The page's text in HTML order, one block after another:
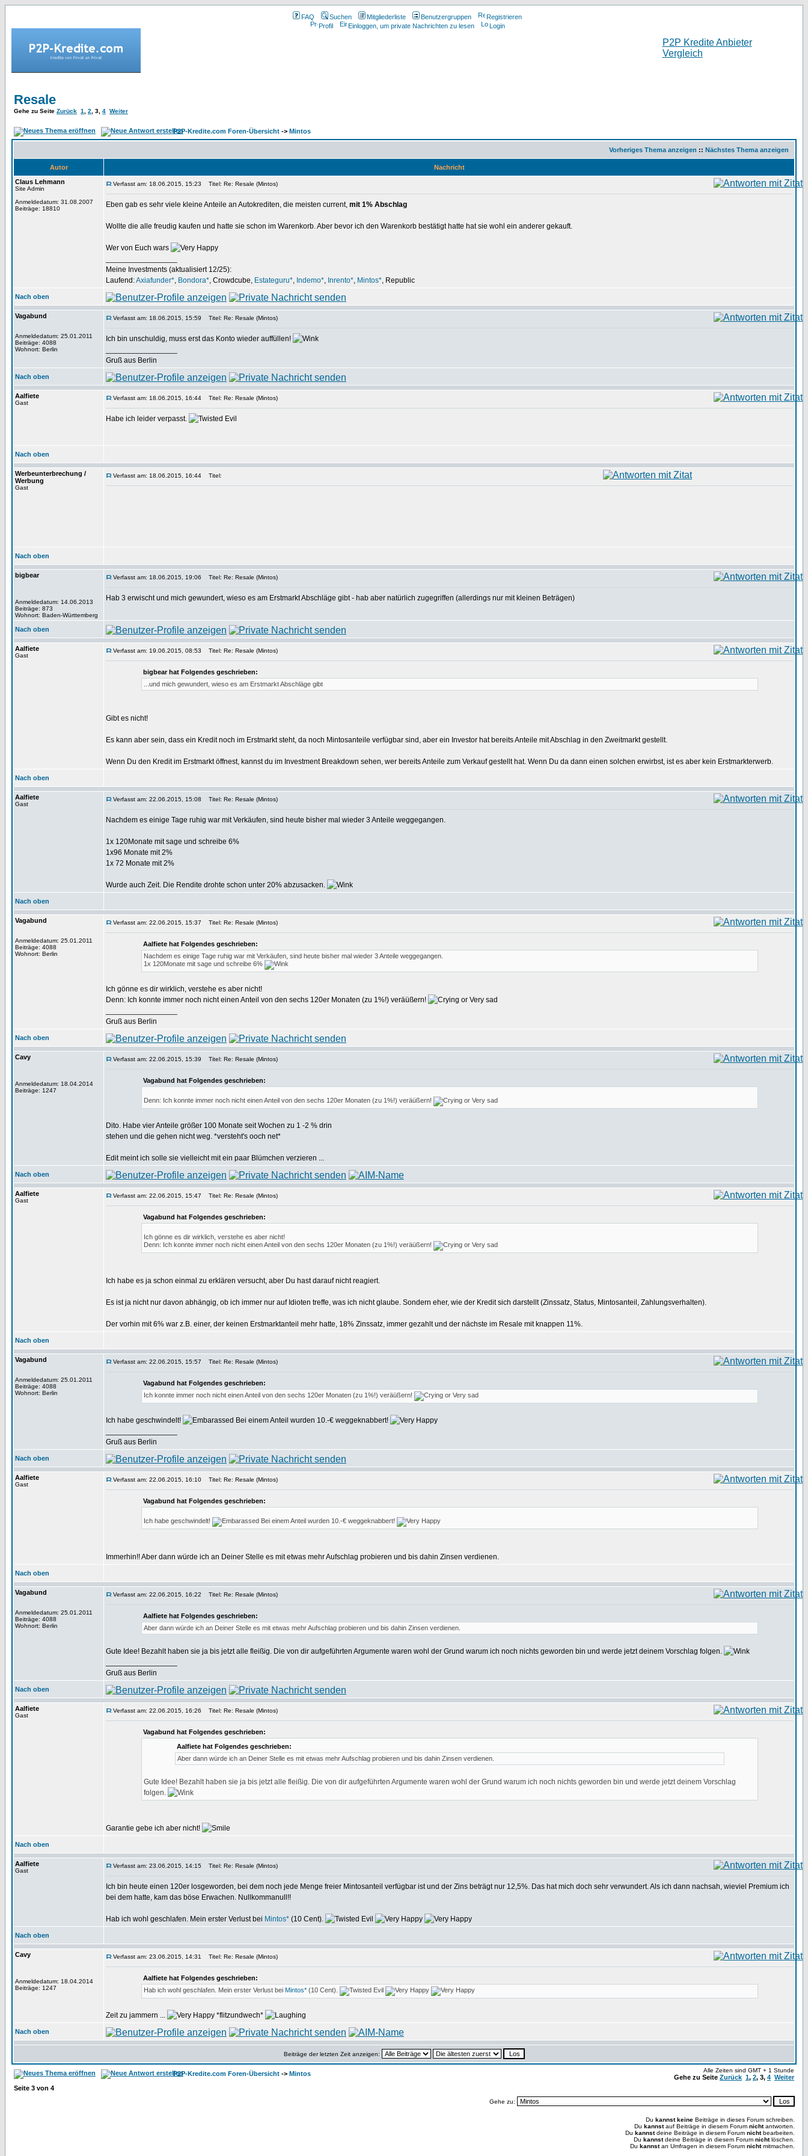
FAQ Suchen Mitgliederliste Benutzergruppen
Registrieren
Profil
Einloggen, um private Nachrichten zu lesen Login
P2P Kredite Anbieter
Vergleich
Resale
Gehe zu Seite Zurück 1 2 3 4 Weiter
P2P-Kredite.com Foren-Übersicht -> Mintos
Vorheriges Thema anzeigen :: Nächstes Thema anzeigen
Autor
Nachricht
Claus Lehmann
Site Admin
Anmeldedatum: 31.08.2007
Beiträge: 18810
Verfasst am: 18.06.2015, 15:23 Titel: Re: Resale (Mintos)
Eben gab es sehr viele kleine Anteile an Autokrediten, die meisten current, mit 1% Abschlag
Wollte die alle freudig kaufen und hatte sie schon im Warenkorb. Aber bevor ich den Warenkorb bestätigt hatte hat sie wohl ein anderer gekauft.
Wer von Euch wars
Meine Investments (aktualisiert 12/25):
Laufend:Axiafunder*, Bondora*, Crowdcube, Estateguru*, Indemo*, Inrento*, Mintos*, Republic
Nach oben
Vagabund
Anmeldedatum: 25.01.2011
Beiträge: 4088
Wohnort: Berlin
Verfasst am: 18.06.2015, 15:59 Titel: Re: Resale (Mintos)
Ich bin unschuldig, muss erst das Konto wieder auffüllen!
Gruß aus Berlin
Nach oben
Aalfiete
Gast
Verfasst am: 18.06.2015, 16:44 Titel: Re: Resale (Mintos)
Habe ich leider verpasst.
Nach oben
Werbeunterbrechung /
Werbung
Gast
Verfasst am: 18.06.2015, 16:44 Titel:
Nach oben
bigbear
Anmeldedatum: 14.06.2013
Beiträge: 873
Wohnort: Baden-Württemberg
Verfasst am: 18.06.2015, 19:06 Titel: Re: Resale (Mintos)
Hab 3 erwischt und mich gewundert, wieso es am Erstmarkt Abschläge gibt - hab aber natürlich zugegriffen (allerdings nur mit kleinen Beträgen)
Nach oben
Aalfiete
Gast
Verfasst am: 19.06.2015, 08:53 Titel: Re: Resale (Mintos)
bigbear hat Folgendes geschrieben:
...und mich gewundert, wieso es am Erstmarkt Abschläge gibt
Gibt es nicht!
Es kann aber sein, dass ein Kredit noch im Erstmarkt steht, da noch Mintosanteile verfügbar sind, aber ein Investor hat bereits Anteile mit Abschlag in den Zweitmarkt gestellt.
Wenn Du den Kredit im Erstmarkt öffnest, kannst du im Investment Breakdown sehen, wer bereits Anteile zum Verkauf gestellt hat. Wenn Du da dann einen solchen erwirbst, ist es aber kein Erstmarkterwerb.
Nach oben
Aalfiete
Gast
Verfasst am: 22.06.2015, 15:08 Titel: Re: Resale (Mintos)
Nachdem es einige Tage ruhig war mit Verkäufen, sind heute bisher mal wieder 3 Anteile weggegangen.
1x 120Monate mit sage und schreibe 6%
1x96 Monate mit 2%
1x 72 Monate mit 2%
Wurde auch Zeit. Die Rendite drohte schon unter 20% abzusacken.
Nach oben
Vagabund
Anmeldedatum: 25.01.2011
Beiträge: 4088
Wohnort: Berlin
Verfasst am: 22.06.2015, 15:37 Titel: Re: Resale (Mintos)
Aalfiete hat Folgendes geschrieben:
Nachdem es einige Tage ruhig war mit Verkäufen, sind heute bisher mal wieder 3 Anteile weggegangen.
1x 120Monate mit sage und schreibe 6%
Ich gönne es dir wirklich, verstehe es aber nicht!
Denn: Ich konnte immer noch nicht einen Anteil von den sechs 120er Monaten (zu 1%!) veräüßern!
Gruß aus Berlin
Nach oben
Cavy
Anmeldedatum: 18.04.2014
Beiträge: 1247
Verfasst am: 22.06.2015, 15:39 Titel: Re: Resale (Mintos)
Vagabund hat Folgendes geschrieben:
Denn: Ich konnte immer noch nicht einen Anteil von den sechs 120er Monaten (zu 1%!) veräüßern!
Dito. Habe vier Anteile größer 100 Monate seit Wochen zu 1 -2 % drin
stehen und die gehen nicht weg. *versteht's ooch net*
Edit meint ich solle sie vielleicht mit ein paar Blümchen verzieren ...
Nach oben
Aalfiete
Gast
Verfasst am: 22.06.2015, 15:47 Titel: Re: Resale (Mintos)
Vagabund hat Folgendes geschrieben:
Ich gönne es dir wirklich, verstehe es aber nicht!
Denn: Ich konnte immer noch nicht einen Anteil von den sechs 120er Monaten (zu 1%!) veräüßern!
Ich habe es ja schon einmal zu erklären versucht, aber Du hast darauf nicht reagiert.
Es ist ja nicht nur davon abhängig, ob ich immer nur auf Idioten treffe, was ich nicht glaube. Sondern eher, wie der Kredit sich darstellt (Zinssatz, Status, Mintosanteil, Zahlungsverhalten).
Der vorhin mit 6% war z.B. einer, der keinen Erstmarktanteil mehr hatte, 18% Zinssatz, immer gezahlt und der nächste im Resale mit knappen 11%.
Nach oben
Vagabund
Anmeldedatum: 25.01.2011
Beiträge: 4088
Wohnort: Berlin
Verfasst am: 22.06.2015, 15:57 Titel: Re: Resale (Mintos)
Vagabund hat Folgendes geschrieben:
Ich konnte immer noch nicht einen Anteil von den sechs 120er Monaten (zu 1%!) veräüßern!
Ich habe geschwindelt!
Bei einem Anteil wurden 10.-€ weggeknabbert!
Gruß aus Berlin
Nach oben
Aalfiete
Gast
Verfasst am: 22.06.2015, 16:10 Titel: Re: Resale (Mintos)
Vagabund hat Folgendes geschrieben:
Ich habe geschwindelt! Bei einem Anteil wurden 10.-€ weggeknabbert!
Immerhin!! Aber dann würde ich an Deiner Stelle es mit etwas mehr Aufschlag probieren und bis dahin Zinsen verdienen.
Nach oben
Vagabund
Anmeldedatum: 25.01.2011
Beiträge: 4088
Wohnort: Berlin
Verfasst am: 22.06.2015, 16:22 Titel: Re: Resale (Mintos)
Aalfiete hat Folgendes geschrieben:
Aber dann würde ich an Deiner Stelle es mit etwas mehr Aufschlag probieren und bis dahin Zinsen verdienen.
Gute Idee! Bezahlt haben sie ja bis jetzt alle fleißig. Die von dir aufgeführten Argumente waren wohl der Grund warum ich noch nichts geworden bin und werde jetzt deinem Vorschlag folgen.
Gruß aus Berlin
Nach oben
Aalfiete
Gast
Verfasst am: 22.06.2015, 16:26 Titel: Re: Resale (Mintos)
Vagabund hat Folgendes geschrieben:
Aalfiete hat Folgendes geschrieben:
Aber dann würde ich an Deiner Stelle es mit etwas mehr Aufschlag probieren und bis dahin Zinsen verdienen.
Gute Idee! Bezahlt haben sie ja bis jetzt alle fleißig. Die von dir aufgeführten Argumente waren wohl der Grund warum ich noch nichts geworden bin und werde jetzt deinem Vorschlag
folgen.
Garantie gebe ich aber nicht!
Nach oben
Aalfiete
Gast
Verfasst am: 23.06.2015, 14:15 Titel: Re: Resale (Mintos)
Ich bin heute einen 120er losgeworden, bei dem noch jede Menge freier Mintosanteil verfügbar ist und der Zins beträgt nur 12,5%. Das hat mich doch sehr verwundert. Als ich dann nachsah, wieviel Premium ich
bei dem hatte, kam das böse Erwachen. Nullkommanull!!
Hab ich wohl geschlafen. Mein erster Verlust bei Mintos* (10 Cent).
Nach oben
Cavy
Anmeldedatum: 18.04.2014
Beiträge: 1247
Verfasst am: 23.06.2015, 14:31 Titel: Re: Resale (Mintos)
Aalfiete hat Folgendes geschrieben:
Hab ich wohl geschlafen. Mein erster Verlust bei Mintos*(10 Cent).
Zeit zu jammern ... *flitzundwech*
Nach oben
Beiträge der letzten Zeit anzeigen:
P2P-Kredite.com Foren-Übersicht -> Mintos Alle Zeiten sind GMT + 1 Stunde
Gehe zu Seite Zurück 1, 2, 3, 4 Weiter
Seite 3 von 4
Gehe zu:
Du kannst keine Beiträge in dieses Forum schreiben.
Du kannstauf Beiträge in diesem Forum nichtantworten.
Du kannstdeine Beiträge in diesem Forum nichtbearbeiten.
Du kannstdeine Beiträge in diesem Forum nichtlöschen.
Du kannstan Umfragen in diesem Forum nichtmitmachen.